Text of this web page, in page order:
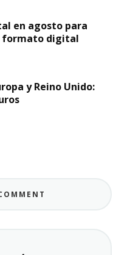
en agosto para
formato digital
y Reino Unido: